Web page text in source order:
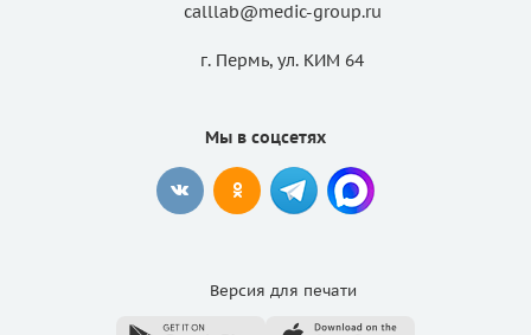
calllab@medic-group.ru
г. Пермь, ул. КИМ 64
Мы в соцсетях
Версия для печати